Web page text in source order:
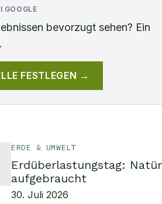
GOOGLE
bevorzugt sehen? Ein
FESTLEGEN →
ERDE & UMWELT
Erdüberlastungstag:
aufgebraucht
30. Juli 2026